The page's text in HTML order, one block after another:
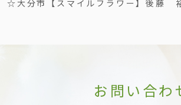
☆大分市【スマイルフラワー】後藤
お問い合わ